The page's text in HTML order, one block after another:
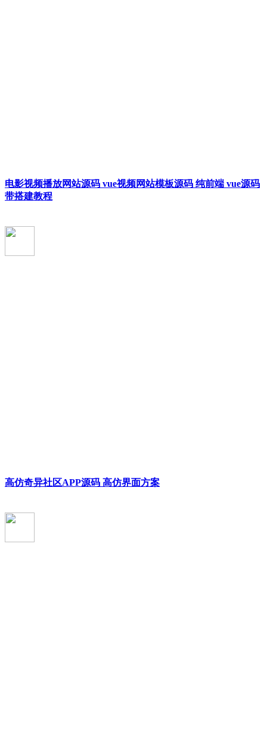
电影视频播放网站源码 vue视频网站模板源码 纯前端 vue源码
带搭建教程
高仿奇异社区APP源码 高仿界面方案